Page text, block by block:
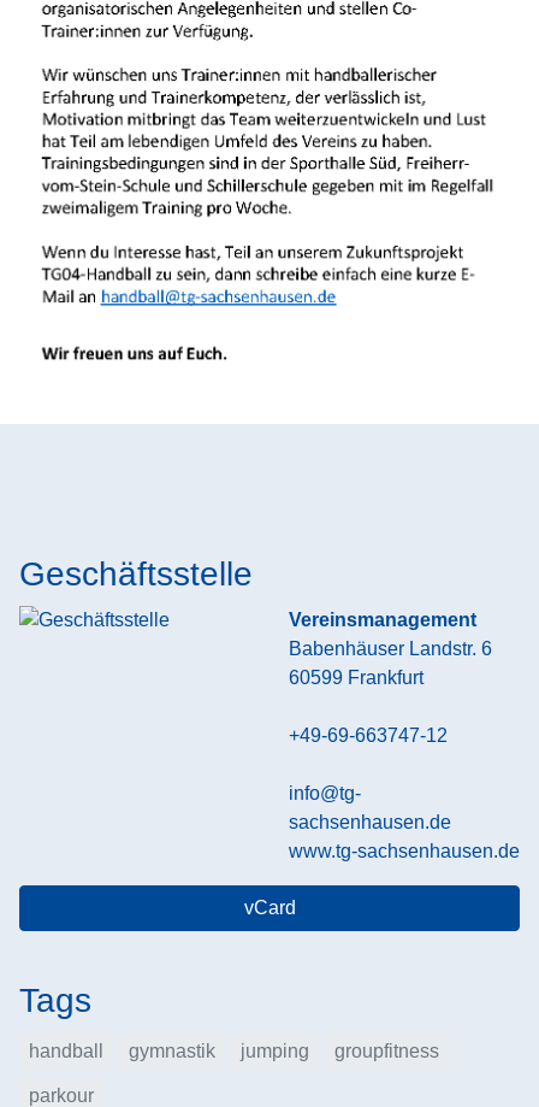
Geschäftsstelle
Vereinsmanagement
Babenhäuser Landstr. 6
60599 Frankfurt
+49-69-663747-12
info@tg-
sachsenhausen.de
www.tg-sachsenhausen.de
vCard
Tags
handball gymnastik jumping groupfitness
parkour